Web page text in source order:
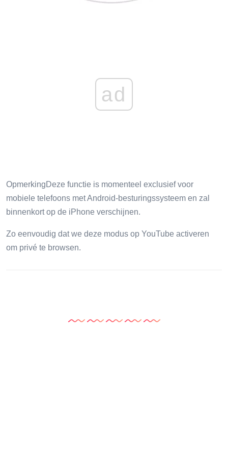
ad
OpmerkingDeze functie is momenteel exclusief voor
mobiele telefoons met Android-besturingssysteem en zal
binnenkort op de iPhone verschijnen.
Zo eenvoudig dat we deze modus op YouTube activeren
om privé te browsen.